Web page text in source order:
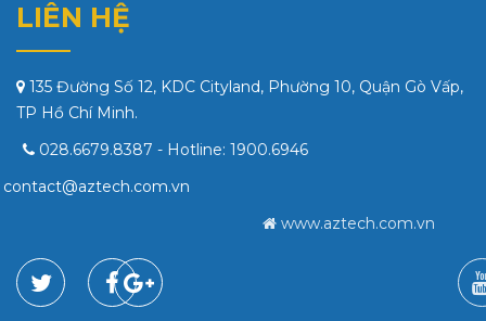
LIÊN HỆ
135 Đường Số 12, KDC Cityland, Phường 10, Quận Gò Vấp,
TP Hồ Chí Minh.
028.6679.8387- Hotline:1900.6946
contact@aztech.com.vn